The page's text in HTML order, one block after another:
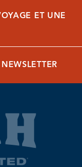
ET UNE